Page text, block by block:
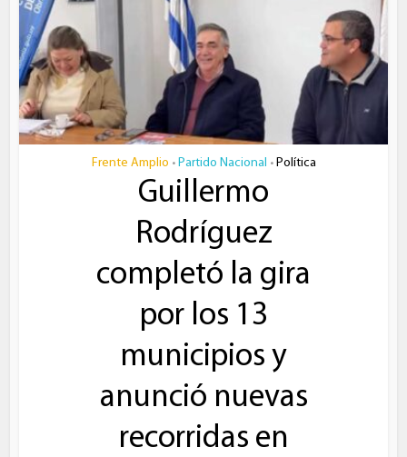
Frente Amplio • Partido Nacional • Política
Guillermo
Rodríguez
completó la gira
por los 13
municipios y
anunció nuevas
recorridas en